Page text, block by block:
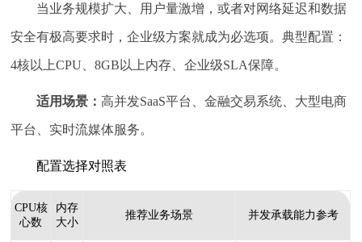
当业务规模扩大、用户量激增，或者对网络延迟和数据
安全有极高要求时，企业级方案就成为必选项。典型配置：
4核以上CPU、8GB以上内存、企业级SLA保障。
适用场景：高并发SaaS平台、金融交易系统、大型电商
平台、实时流媒体服务。
配置选择对照表
CPU核
心数
内存
大小
推荐业务场景 并发承载能力参考